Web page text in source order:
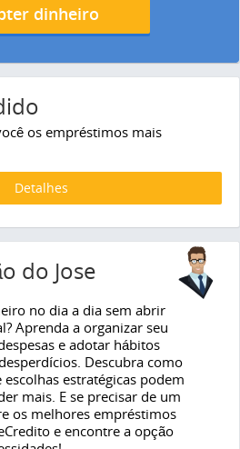
dinheiro
os empréstimos mais
Detalhes
do Jose
no dia a dia sem abrir
Aprenda a organizar seu
e adotar hábitos
Descubra como
estratégicas podem
mais. E se precisar de um
os melhores empréstimos
e encontre a opção